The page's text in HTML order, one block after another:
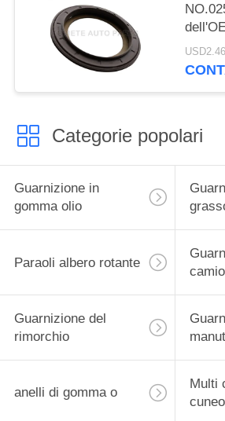
l'asse
Categorie popolari
Guarnizione in
gomma olio
Paraoli albero rotante
Guarnizione del
rimorchio
anelli di gomma o
Multi
cuneo